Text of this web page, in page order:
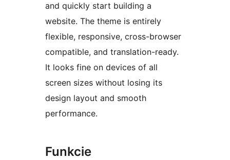
and quickly start building a
website. The theme is entirely
flexible, responsive, cross-browser
compatible, and translation-ready.
It looks fine on devices of all
screen sizes without losing its
design layout and smooth
performance.
Funkcie